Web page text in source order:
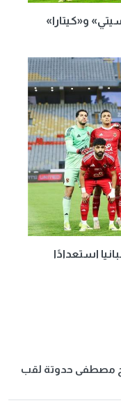
و«كيتارا»
استعدادًا
مصطفى حدوتة لقب